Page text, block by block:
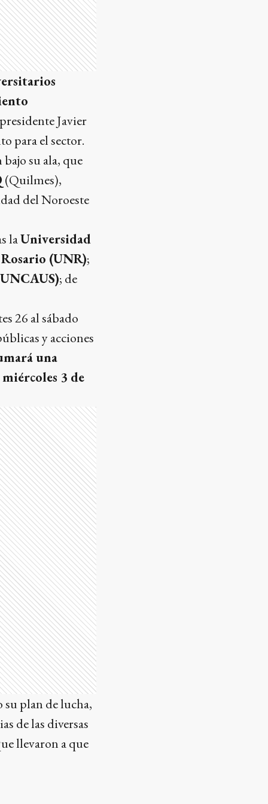
Javier
para el sector.
su ala, que
(Quilmes),
del Noroeste
laUniversidad
Rosario (UNR);
; de
26 al sábado
y acciones
una
miércoles 3 de
plan de lucha,
de las diversas
llevaron a que